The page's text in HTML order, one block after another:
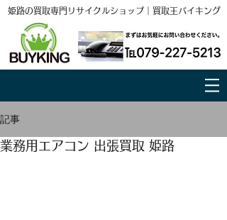
姫路の買取専門リサイクルショップ｜買取王バイキング
記事
業務用エアコン 出張買取 姫路